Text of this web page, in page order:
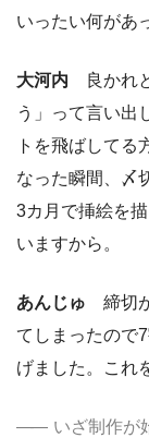
いったい何があ
大河内 良かれ
う」って言い出
トを飛ばしてる
なった瞬間、〆
3カ月で挿絵を
いますから。
あんじゅ 締切
てしまったので
げました。これ
いざ制作が